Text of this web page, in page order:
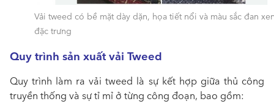
Vải tweed có bề mặt dày dặn, họa tiết nổi và màu sắc đan
đặc trưng
Quy trình sản xuất vải Tweed
Quy trình làm ra vải tweed là sự kết hợp giữa thủ công
truyền thống và sự tỉ mỉ ở từng công đoạn, bao gồm: